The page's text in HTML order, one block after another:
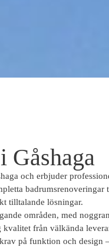
Gåshaga
och erbjuder
badrumsrenoveringar
tilltalande lösningar.
områden, med
från välkända
på funktion och design